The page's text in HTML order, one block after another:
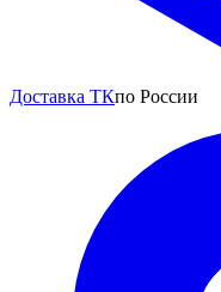
Доставка ТКпо России